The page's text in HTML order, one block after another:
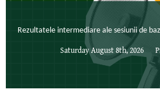
Rezultatele intermediare ale sesiunii de
Saturday August 8th, 2026